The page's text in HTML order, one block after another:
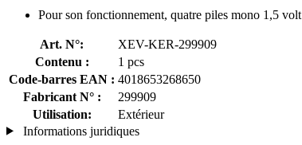
Pour son fonctionnement, quatre piles mono 1,5
Art. N°:
XEV-KER-299909
Contenu :
1 pcs
Code-barres EAN : 4018653268650
Fabricant N° :
299909
Utilisation:
Extérieur
Informations juridiques